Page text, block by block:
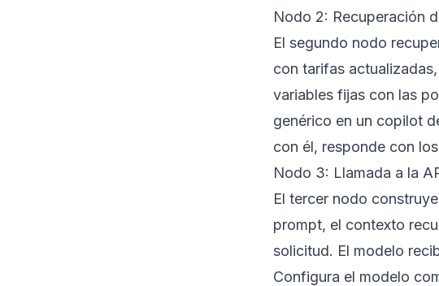
Nodo 2: Recuperación
El segundo nodo
con tarifas
variables fijas con las
genérico en un copilot
con él, responde con
Nodo 3: Llamada a la
El tercer nodo
prompt, el contexto
solicitud. El modelo
Configura el modelo